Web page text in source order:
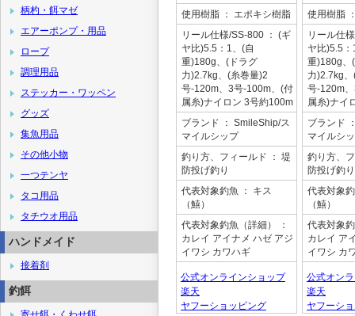
使用樹脂 ： エポキシ樹脂
リール仕様/SS-800 ： (ギ
ヤ比)5.5：1、(自
重)180g、(ドラグ
力)2.7kg、(糸巻量)2
号-120m、3号-100m、(付
属糸)ナイロン 3号約100m
ブランド
： SmileShip/ス
マイルシップ
釣り方、フィールド
： 堤
防投げ釣り
代表対象釣魚
： キス
（鱚）
代表対象釣魚（詳細）
：
カレイ アイナメ ハゼ アジ
イワシ カワハギ
公式オンラインショップ
楽天
ヤフーショッピング
使用樹脂
リール仕
ヤ比)5.5
重)180g、
力)2.7kg
号-120m
属糸)ナイ
ブランド
マイルシ
釣り方、
防投げ釣り
代表対象
（鱚）
代表対象
カレイ ア
イワシ カ
公式オン
楽天
ヤフーシ
柄杓・餌マゼ
エアーポンプ・用品
ロープ
調理用品
ステッカー・ワッペン
グッズ
集魚用品
その他小物
一つテンヤ
タコ用品
タチウオ用品
ハンドメイド
接着剤
釣餌